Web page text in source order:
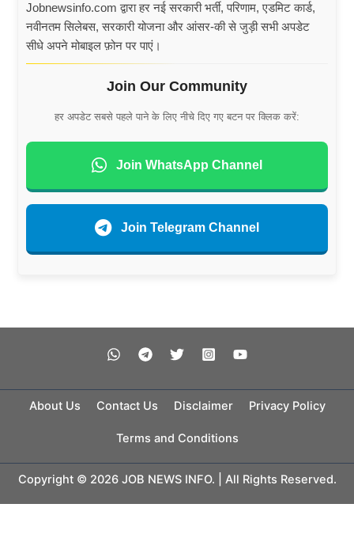
Jobnewsinfo.com द्वारा हर नई सरकारी भर्ती, परिणाम, एडमिट कार्ड,
नवीनतम सिलेबस, सरकारी योजना और आंसर-की से जुड़ी सभी अपडेट
सीधे अपने मोबाइल फ़ोन पर पाएं।
Join Our Community
हर अपडेट सबसे पहले पाने के लिए नीचे दिए गए बटन पर क्लिक करें:
Join WhatsApp Channel
Join Telegram Channel
About Us Contact Us Disclaimer Privacy Policy
Terms and Conditions
Copyright © 2026 JOB NEWS INFO. | All Rights Reserved.